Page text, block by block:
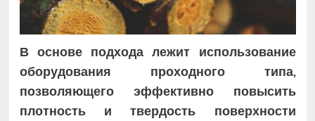
В основе подхода лежит использование
оборудования проходного типа,
позволяющего эффективно повысить
плотность и твердость поверхности